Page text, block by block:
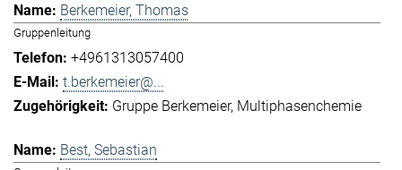
Berkemeier, Thomas
Gruppenleitung
+4961313057400
t.berkemeier@...
Gruppe Berkemeier Multiphasenchemie
Best, Sebastian